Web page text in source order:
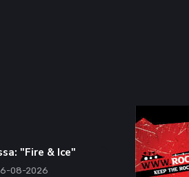
"Fire & Ice"
08-2026